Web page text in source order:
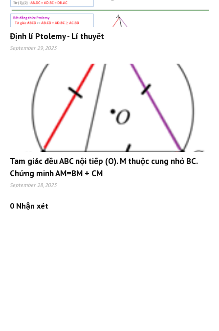
Định lí Ptolemy - Lí thuyết
September 29, 2023
Tam giác đều ABC nội tiếp (O). M thuộc cung nhỏ BC.
Chứng minh AM=BM + CM
September 28, 2023
0 Nhận xét